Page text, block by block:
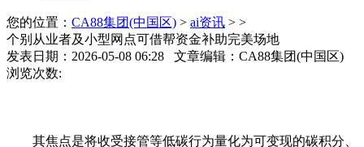
您的位置： CA88集团(中国区) > ai资讯 > >
个别从业者及小型网点可借帮资金补助完美场地
发表日期：2026-05-08 06:28 文章编辑：CA88集团(中国区)
浏览次数:
其焦点是将收受接管等低碳行为量化为可变现的碳积分、